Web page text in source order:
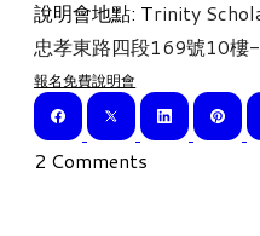
說明會地點: Trinity
忠孝東路四段169號10樓
報名免費說明會
2 Comments